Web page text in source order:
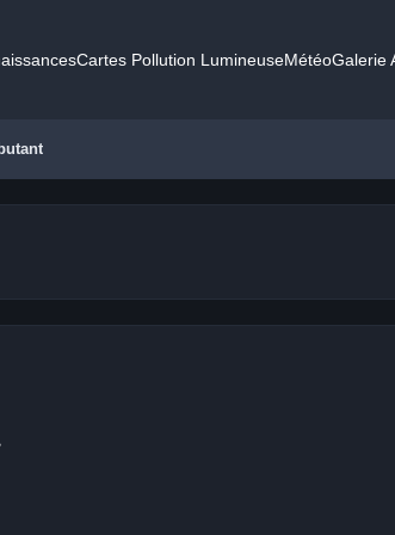
Cartes Pollution LumineuseMétéoGalerie